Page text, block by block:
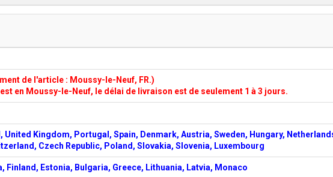
de l'article : Moussy-le-Neuf, FR.)
en Moussy-le-Neuf, le délai de livraison est de seulement 1 à 3 jours.
United Kingdom, Portugal, Spain, Denmark, Austria, Sweden, Hungary,
Czech Republic, Poland, Slovakia, Slovenia, Luxembourg
Finland, Estonia, Bulgaria, Greece, Lithuania, Latvia, Monaco